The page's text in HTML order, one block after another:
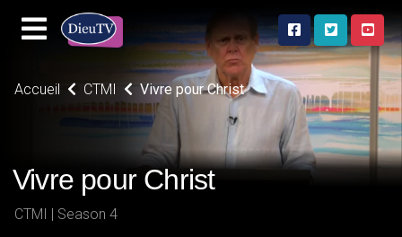
Accueil CTMI Vivre pour Christ
Vivre pour Christ
CTMI | Season 4